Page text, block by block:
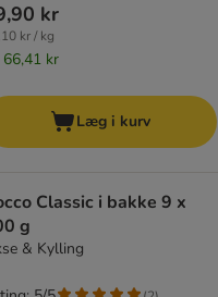
kr
kr / kg
66,41 kr
Læg i kurv
Classic i bakke 9 x
g
& Kylling